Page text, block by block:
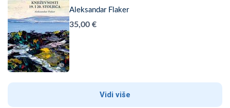
Aleksandar Flaker
35,00 €
Vidi više